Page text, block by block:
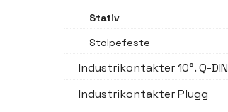
Stativ
Stolpefeste
Industrikontakter 10°. Q-DIN
Industrikontakter Plugg